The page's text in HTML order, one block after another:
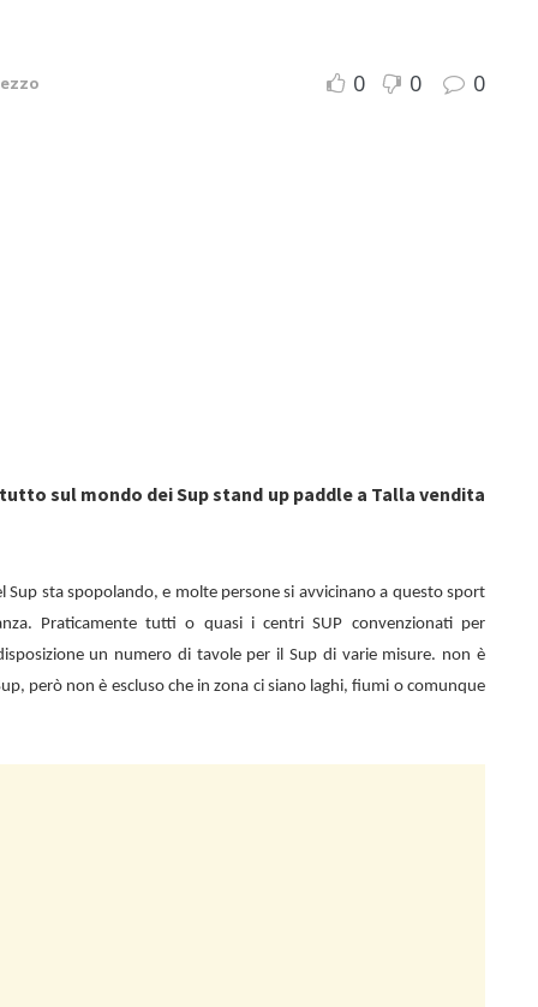
0 0 0
sul mondo dei Sup stand up paddle a Talla vendita
Sup sta spopolando, e molte persone si avvicinano a questo sport
Praticamente tutti o quasi i centri SUP convenzionati per
un numero di tavole per il Sup di varie misure. non è
però non è escluso che in zona ci siano laghi, fiumi o comunque